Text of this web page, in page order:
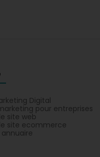
Digital
pour entreprises
site web
site ecommerce